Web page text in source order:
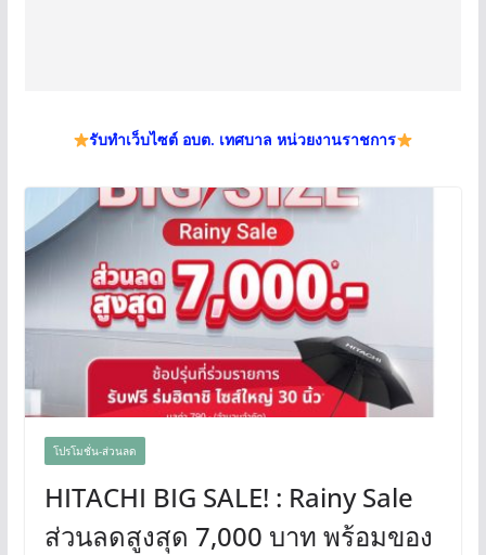
รับทำเว็บไซต์ อบต. เทศบาล หน่วยงานราชการ
โปรโมชั่น-ส่วนลด
HITACHI BIG SALE! : Rainy Sale
ส่วนลดสูงสุด 7,000 บาท พร้อมของ